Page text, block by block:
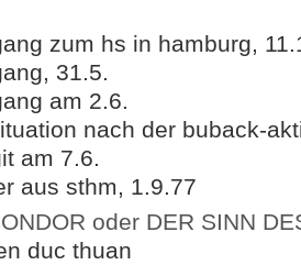
zum hs in hamburg,
31.5.
am 2.6.
nach der buback-
am 7.6.
aus sthm, 1.9.77
oder DER SINN
duc thuan